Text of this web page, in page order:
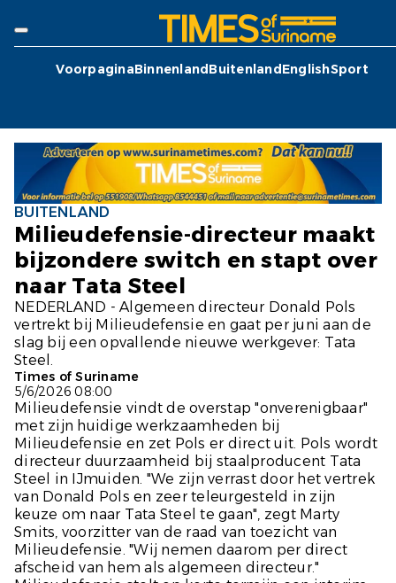
VoorpaginaBinnenlandBuitenlandEnglishSport
BUITENLAND
Milieudefensie-directeur maakt
bijzondere switch en stapt over
naar Tata Steel
NEDERLAND - Algemeen directeur Donald Pols
vertrekt bij Milieudefensie en gaat per juni aan de
slag bij een opvallende nieuwe werkgever: Tata
Steel.
Times of Suriname
5/6/2026 08:00
Milieudefensie vindt de overstap "onverenigbaar"
met zijn huidige werkzaamheden bij
Milieudefensie en zet Pols er direct uit. Pols wordt
directeur duurzaamheid bij staalproducent Tata
Steel in IJmuiden. "We zijn verrast door het vertrek
van Donald Pols en zeer teleurgesteld in zijn
keuze om naar Tata Steel te gaan", zegt Marty
Smits, voorzitter van de raad van toezicht van
Milieudefensie. "Wij nemen daarom per direct
afscheid van hem als algemeen directeur."